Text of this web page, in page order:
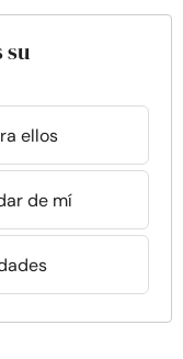
su
ellos
de mí